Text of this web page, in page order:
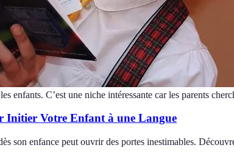
enfants. C’est une niche intéressante car les parents
Initier Votre Enfant à une Langue
son enfance peut ouvrir des portes inestimables.